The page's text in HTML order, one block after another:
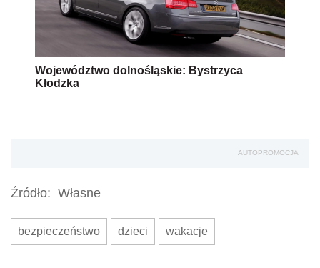
Województwo dolnośląskie: Bystrzyca
Kłodzka
AUTOPROMOCJA
Źródło: Własne
bezpieczeństwo dzieci wakacje